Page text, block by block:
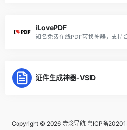
iLovePDF
知名免费在线PDF转换神器，支持
证件生成神器-VSID
Copyright © 2026 壹念导航 粤ICP备